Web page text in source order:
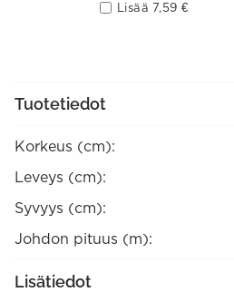
Lisää 7,59 €
Tuotetiedot
Korkeus (cm):
Leveys (cm):
Syvyys (cm):
Johdon pituus (m):
Lisätiedot